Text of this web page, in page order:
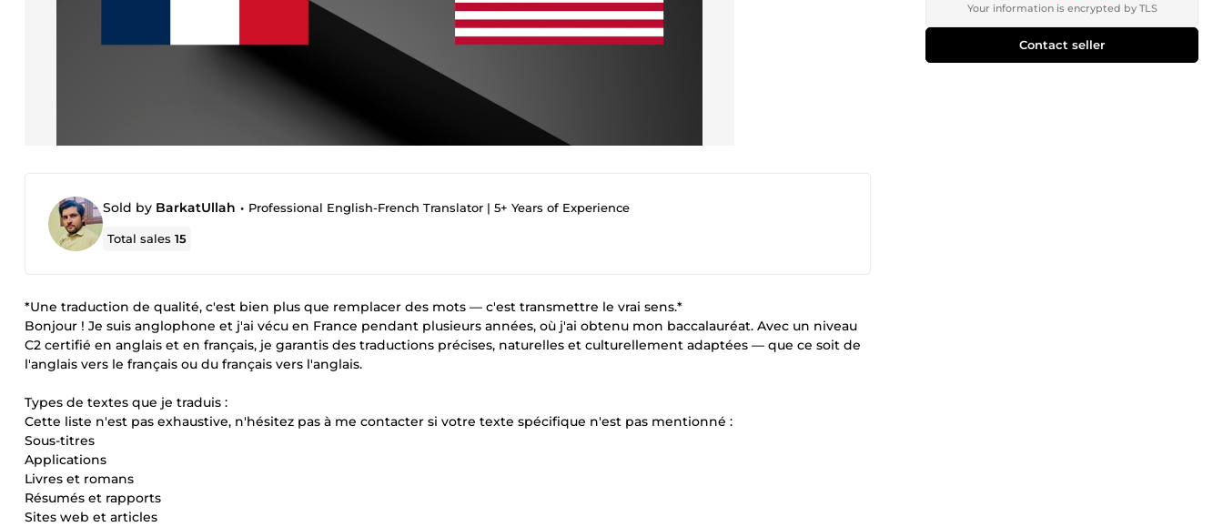
Sold by BarkatUllah • Professional English-French Translator | 5+ Years of Experience
Total sales15
*Une traduction de qualité, c'est bien plus que remplacer des mots — c'est transmettre le vrai sens.*
Bonjour ! Je suis anglophone et j'ai vécu en France pendant plusieurs années, où j'ai obtenu mon baccalauréat. Avec un niveau
C2 certifié en anglais et en français, je garantis des traductions précises, naturelles et culturellement adaptées — que ce soit de
l'anglais vers le français ou du français vers l'anglais.
Types de textes que je traduis :
Cette liste n'est pas exhaustive, n'hésitez pas à me contacter si votre texte spécifique n'est pas mentionné :
Sous-titres
Applications
Livres et romans
Résumés et rapports
Sites web et articles
Your information is encrypted by TLS
Contact seller